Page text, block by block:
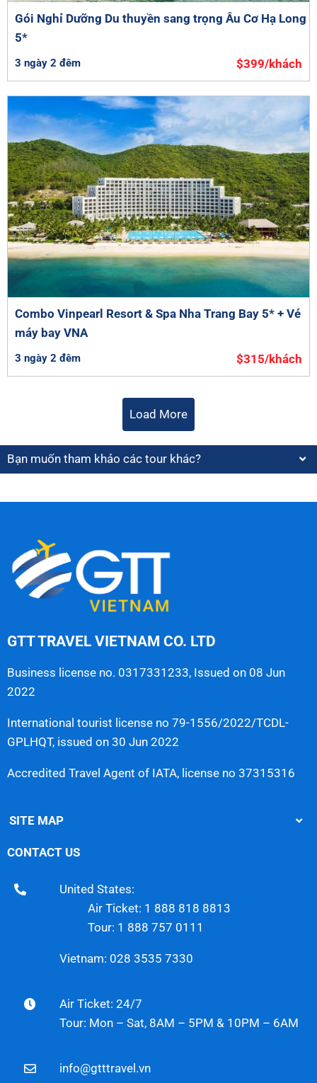
Gói Nghỉ Dưỡng Du thuyền sang trọng Âu Cơ Hạ Long
5*
3 ngày 2 đêm $399/khách
Combo Vinpearl Resort & Spa Nha Trang Bay 5* + Vé
máy bay VNA
3 ngày 2 đêm $315/khách
Load More
Bạn muốn tham khảo các tour khác?
GTT TRAVEL VIETNAM CO. LTD
Business license no. 0317331233, Issued on 08 Jun
2022
International tourist license no 79-1556/2022/TCDL-
GPLHQT, issued on 30 Jun 2022
Accredited Travel Agent of IATA, license no 37315316
SITE MAP
CONTACT US
United States:
Air Ticket: 1 888 818 8813
Tour: 1 888 757 0111
Vietnam: 028 3535 7330
Air Ticket: 24/7
Tour: Mon – Sat, 8AM – 5PM & 10PM – 6AM
info@gtttravel.vn